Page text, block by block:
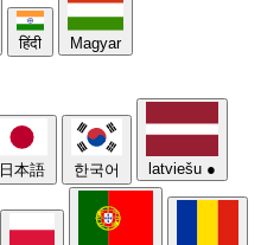
हिंदी Magyar
日本語 한국어 latviešu ●